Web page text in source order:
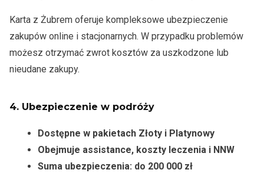
Karta z Żubrem oferuje kompleksowe ubezpieczenie
zakupów online i stacjonarnych. W przypadku problemów
możesz otrzymać zwrot kosztów za uszkodzone lub
nieudane zakupy.
4. Ubezpieczenie w podróży
Dostępne w pakietach Złoty i Platynowy
Obejmuje assistance, koszty leczenia i NNW
Suma ubezpieczenia: do 200 000 zł